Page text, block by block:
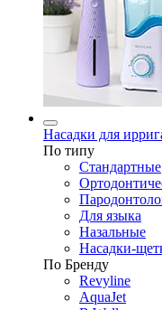
Насадки для
По типу
Стандартные
Для языка
Назальные
Насадки-
По Бренду
Revyline
AquaJet